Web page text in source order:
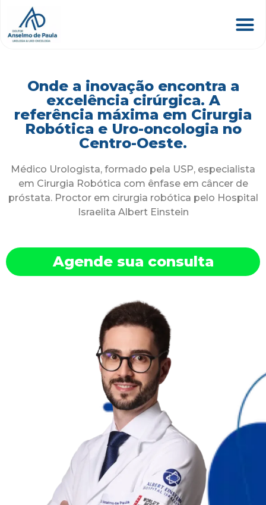
Onde a inovação encontra a
excelência cirúrgica. A
referência máxima em Cirurgia
Robótica e Uro-oncologia no
Centro-Oeste.
Médico Urologista, formado pela USP, especialista
em Cirurgia Robótica com ênfase em câncer de
próstata. Proctor em cirurgia robótica pelo Hospital
Israelita Albert Einstein
Agende sua consulta